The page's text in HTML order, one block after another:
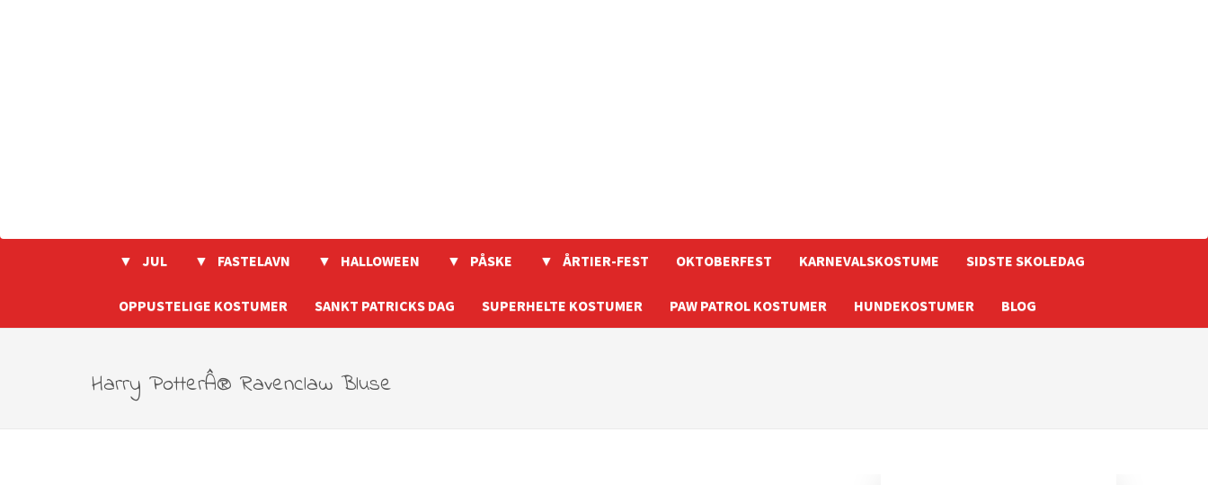
JUL FASTELAVN HALLOWEEN PÅSKE ÅRTIER-FEST OKTOBERFEST KARNEVALSKOSTUME SIDSTE SKOLEDAG
OPPUSTELIGE KOSTUMER SANKT PATRICKS DAG SUPERHELTE KOSTUMER PAW PATROL KOSTUMER HUNDEKOSTUMER BLOG
Harry PotterÂ® Ravenclaw Bluse